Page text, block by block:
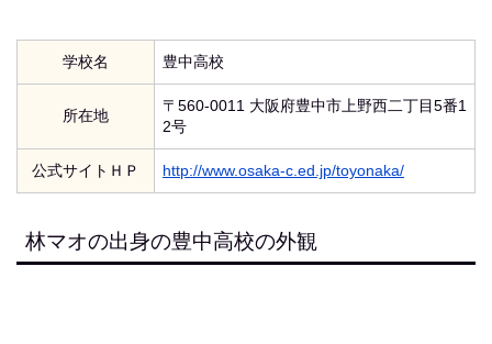
学校名 豊中高校
所在地
〒560-0011 大阪府豊中市上野西二丁目5番1
2号
公式サイトＨＰ http://www.osaka-c.ed.jp/toyonaka/
林マオの出身の豊中高校の外観